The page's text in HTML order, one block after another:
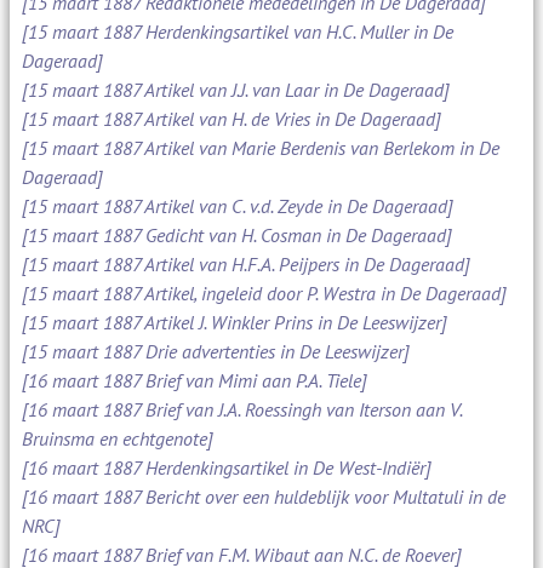
[15 maart 1887 Herdenkingsartikel van H.C. Muller in De
Dageraad]
[15 maart 1887 Artikel van J.J. van Laar in De Dageraad]
[15 maart 1887 Artikel van H. de Vries in De Dageraad]
[15 maart 1887 Artikel van Marie Berdenis van Berlekom in De
Dageraad]
[15 maart 1887 Artikel van C. v.d. Zeyde in De Dageraad]
[15 maart 1887 Gedicht van H. Cosman in De Dageraad]
[15 maart 1887 Artikel van H.F.A. Peijpers in De Dageraad]
[15 maart 1887 Artikel, ingeleid door P. Westra in De Dageraad]
[15 maart 1887 Artikel J. Winkler Prins in De Leeswijzer]
[15 maart 1887 Drie advertenties in De Leeswijzer]
[16 maart 1887 Brief van Mimi aan P.A. Tiele]
[16 maart 1887 Brief van J.A. Roessingh van Iterson aan V.
Bruinsma en echtgenote]
[16 maart 1887 Herdenkingsartikel in De West-Indiër]
[16 maart 1887 Bericht over een huldeblijk voor Multatuli in de
NRC]
[16 maart 1887 Brief van F.M. Wibaut aan N.C. de Roever]